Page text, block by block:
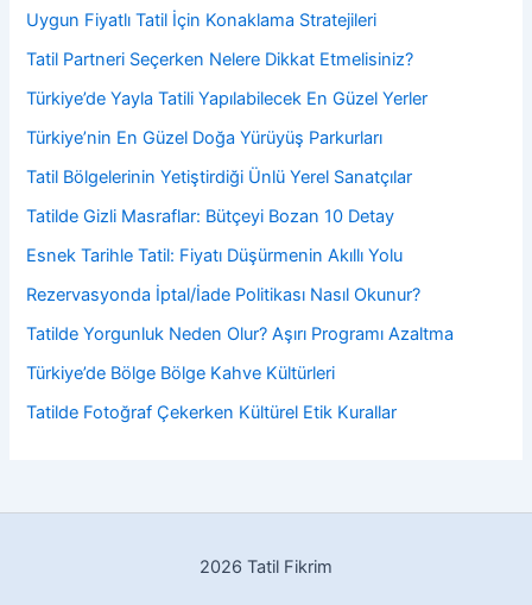
Uygun Fiyatlı Tatil İçin Konaklama Stratejileri
Tatil Partneri Seçerken Nelere Dikkat Etmelisiniz?
Türkiye’de Yayla Tatili Yapılabilecek En Güzel Yerler
Türkiye’nin En Güzel Doğa Yürüyüş Parkurları
Tatil Bölgelerinin Yetiştirdiği Ünlü Yerel Sanatçılar
Tatilde Gizli Masraflar: Bütçeyi Bozan 10 Detay
Esnek Tarihle Tatil: Fiyatı Düşürmenin Akıllı Yolu
Rezervasyonda İptal/İade Politikası Nasıl Okunur?
Tatilde Yorgunluk Neden Olur? Aşırı Programı Azaltma
Türkiye’de Bölge Bölge Kahve Kültürleri
Tatilde Fotoğraf Çekerken Kültürel Etik Kurallar
2026 Tatil Fikrim